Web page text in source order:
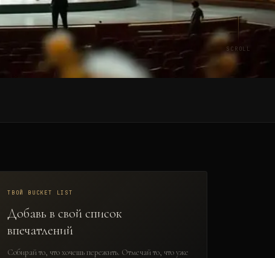
SCROLL
ТВОЙ BUCKET LIST
Добавь в свой список
впечатлений
Собирай то, что хочешь пережить. Отмечай то, что уже